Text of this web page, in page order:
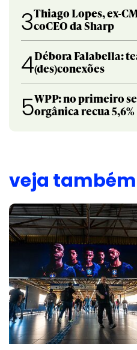
3Thiago Lopes, ex-
coCEO da Sharp
4Débora Falabella:
(des)conexões
5WPP: no primeiro
orgânica recua 5,6%
veja também